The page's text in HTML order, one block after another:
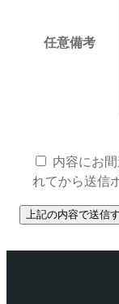
任意備考
内容にお
れてから送信